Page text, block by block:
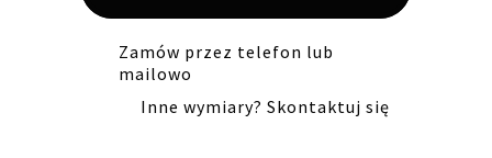
Zamów przez telefon lub
mailowo
Inne wymiary? Skontaktuj się